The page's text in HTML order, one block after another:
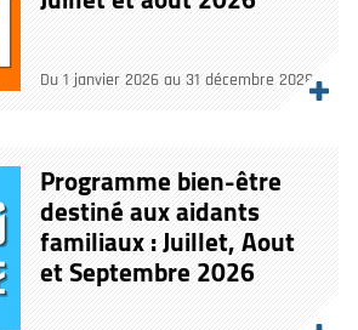
Du 1 janvier 2026 au 31 décembre 2028
Programme bien-être
destiné aux aidants
familiaux : Juillet, Aout
et Septembre 2026